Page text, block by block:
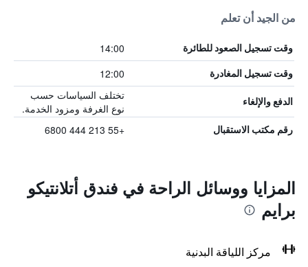
من الجيد أن تعلم
وقت تسجيل الصعود للطائرة 14:00
وقت تسجيل المغادرة 12:00
الدفع والإلغاء
تختلف السياسات حسب
نوع الغرفة ومزود الخدمة.
رقم مكتب الاستقبال +55 213 444 6800
المزايا ووسائل الراحة في فندق أتلانتيكو
برايم
مركز اللياقة البدنية